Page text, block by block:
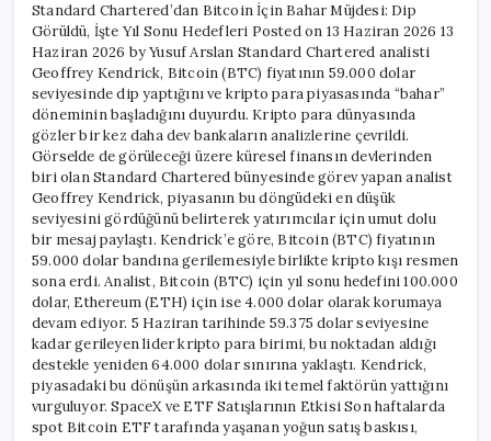
Müjdesi:
Dip
Görüldü,
İşte
Yıl
Hedefleri
için
Standard Chartered’dan Bitcoin İçin Bahar Müjdesi: Dip
Görüldü, İşte Yıl Sonu Hedefleri Posted on 13 Haziran 2026 13
Haziran 2026 by Yusuf Arslan Standard Chartered analisti
Geoffrey Kendrick, Bitcoin (BTC) fiyatının 59.000 dolar
seviyesinde dip yaptığını ve kripto para piyasasında “bahar”
döneminin başladığını duyurdu. Kripto para dünyasında
gözler bir kez daha dev bankaların analizlerine çevrildi.
Görselde de görüleceği üzere küresel finansın devlerinden
biri olan Standard Chartered bünyesinde görev yapan analist
Geoffrey Kendrick, piyasanın bu döngüdeki en düşük
seviyesini gördüğünü belirterek yatırımcılar için umut dolu
bir mesaj paylaştı. Kendrick’e göre, Bitcoin (BTC) fiyatının
59.000 dolar bandına gerilemesiyle birlikte kripto kışı resmen
sona erdi. Analist, Bitcoin (BTC) için yıl sonu hedefini 100.000
dolar, Ethereum (ETH) için ise 4.000 dolar olarak korumaya
devam ediyor. 5 Haziran tarihinde 59.375 dolar seviyesine
kadar gerileyen lider kripto para birimi, bu noktadan aldığı
destekle yeniden 64.000 dolar sınırına yaklaştı. Kendrick,
piyasadaki bu dönüşün arkasında iki temel faktörün yattığını
vurguluyor. SpaceX ve ETF Satışlarının Etkisi Son haftalarda
spot Bitcoin ETF tarafında yaşanan yoğun satış baskısı,